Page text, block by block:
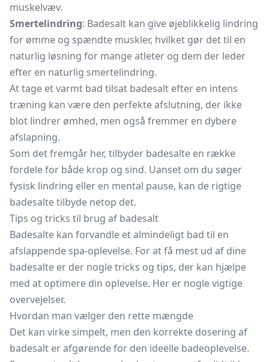
muskelvæv.
Smertelindring: Badesalt kan give øjeblikkelig lindring
for ømme og spændte muskler, hvilket gør det til en
naturlig løsning for mange atleter og dem der leder
efter en naturlig smertelindring.
At tage et varmt bad tilsat badesalt efter en intens
træning kan være den perfekte afslutning, der ikke
blot lindrer ømhed, men også fremmer en dybere
afslapning.
Som det fremgår her, tilbyder badesalte en række
fordele for både krop og sind. Uanset om du søger
fysisk lindring eller en mental pause, kan de rigtige
badesalte tilbyde netop det.
Tips og tricks til brug af badesalt
Badesalte kan forvandle et almindeligt bad til en
afslappende spa-oplevelse. For at få mest ud af dine
badesalte er der nogle tricks og tips, der kan hjælpe
med at optimere din oplevelse. Her er nogle vigtige
overvejelser.
Hvordan man vælger den rette mængde
Det kan virke simpelt, men den korrekte dosering af
badesalt er afgørende for den ideelle badeoplevelse.